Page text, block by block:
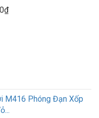
M416 Phóng Đạn Xốp